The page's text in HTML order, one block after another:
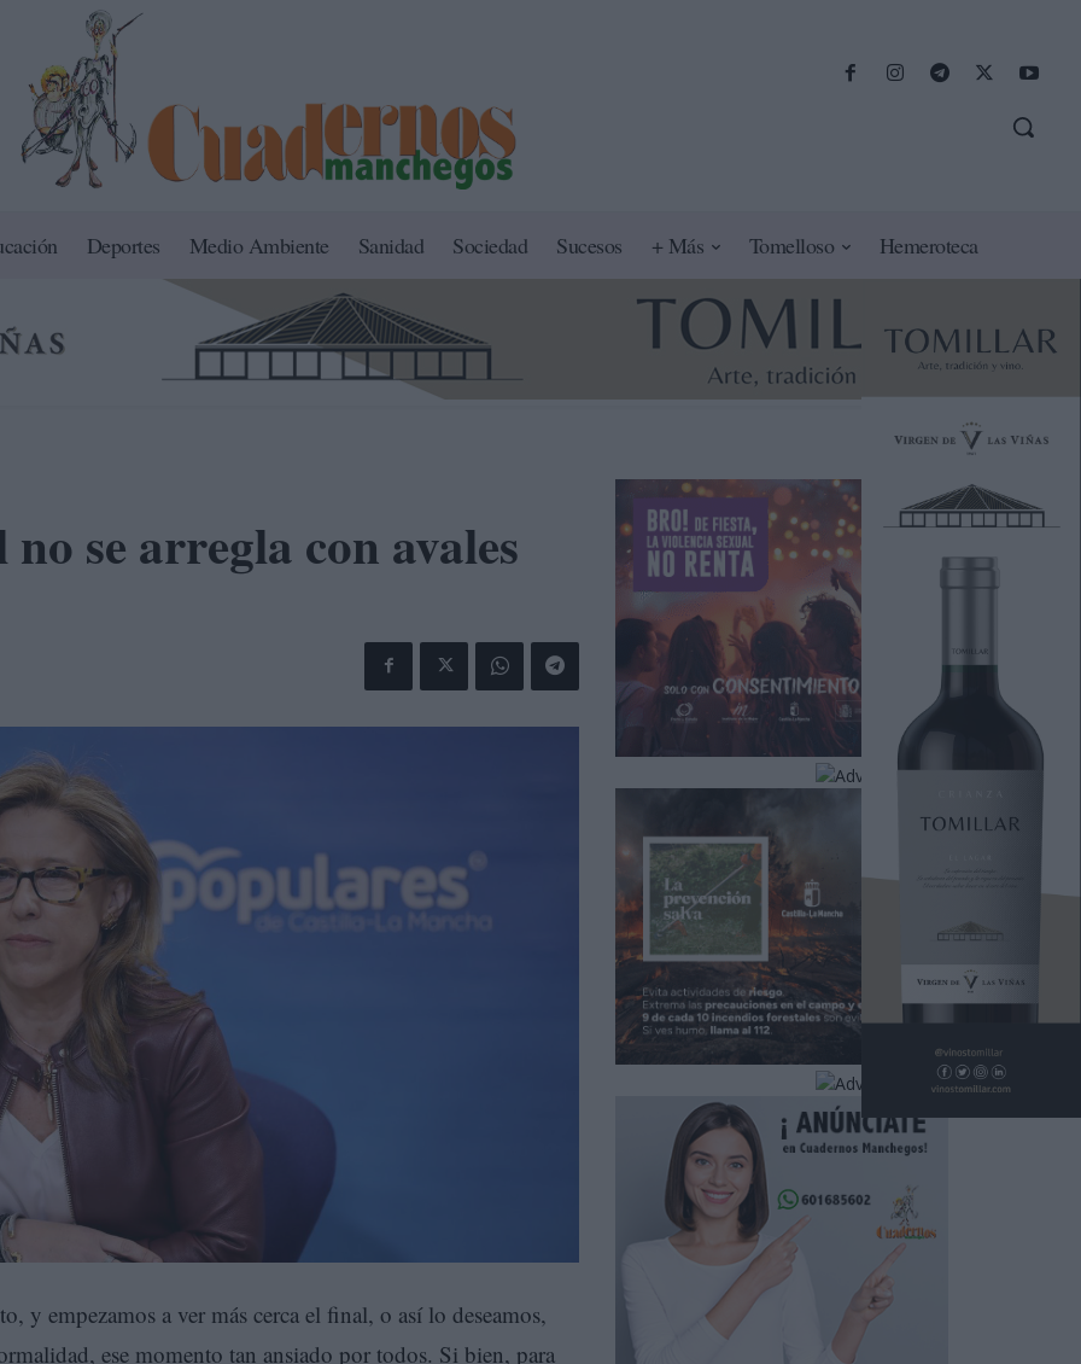
Deportes Medio Ambiente Sanidad Sociedad Sucesos + Más Tomelloso Hemeroteca
se arregla con avales
y empezamos a ver más cerca el final, o así lo deseamos,
ese momento tan ansiado por todos. Si bien, para